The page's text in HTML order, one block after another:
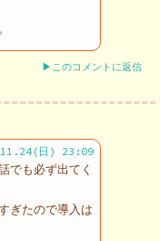
▶このコメントに返信
日) 23:09
でも必ず出てく
ぎたので導入は